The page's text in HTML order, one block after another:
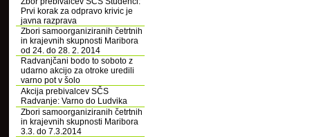
Prvi korak za odpravo krivic je
javna razprava
Zbori samoorganiziranih četrtnih
in krajevnih skupnosti Maribora
od 24. do 28. 2. 2014
Radvanjčani bodo to soboto z
udarno akcijo za otroke uredili
varno pot v šolo
Akcija prebivalcev SČS
Radvanje: Varno do Ludvika
Zbori samoorganiziranih četrtnih
in krajevnih skupnosti Maribora
3.3. do 7.3.2014